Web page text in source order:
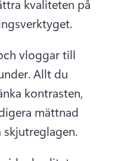
kvaliteten på
vloggar till
Allt du
kontrasten,
mättnad